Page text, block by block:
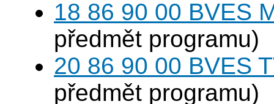
18 86 90 00 BVES
předmět programu)
20 86 90 00 BVES
předmět programu)